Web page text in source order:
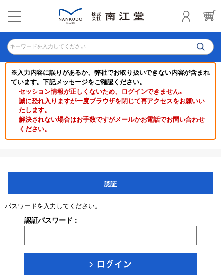
キーワードを入力してください
※入力内容に誤りがあるか、弊社でお取り扱いできない内容が含まれ
ています。下記メッセージをご確認ください。
セッション情報が正しくないため、ログインできません｡
誠に恐れ入りますが一度ブラウザを閉じて再アクセスをお願いい
たします。
解決されない場合はお手数ですがメールかお電話でお問い合わせ
ください。
認証
パスワードを入力してください。
認証パスワード：